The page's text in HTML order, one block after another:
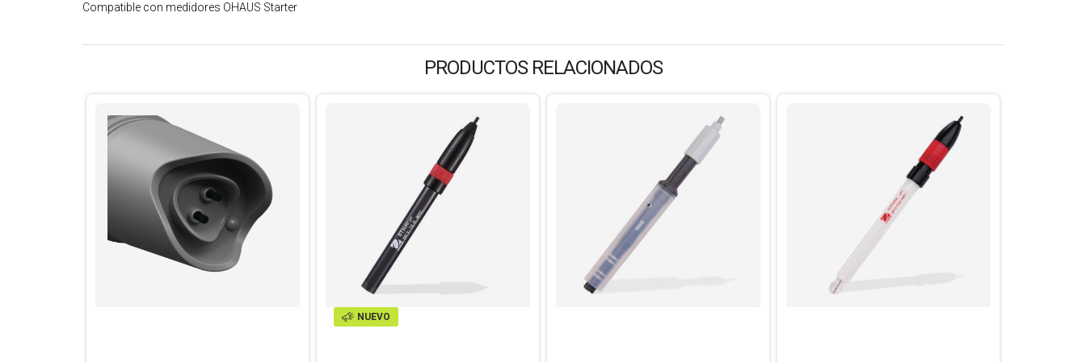
Compatible con medidores OHAUS Starter
PRODUCTOS RELACIONADOS
NUEVO